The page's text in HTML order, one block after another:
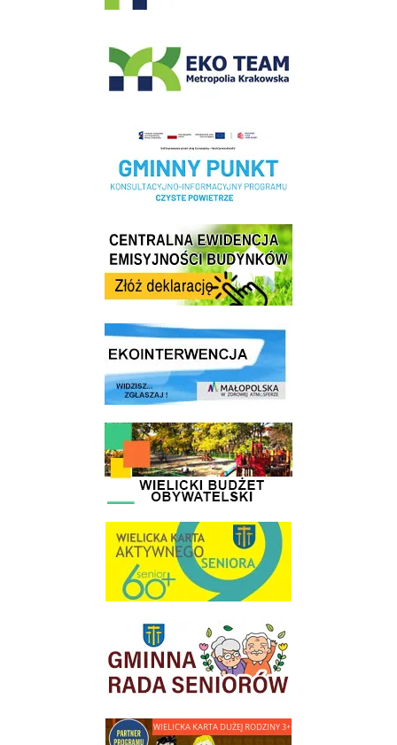
Realizacja Programu Czyste Powietrze w Gminie Wieliczka
Centrala Ewidencja Emisyjności Budynków - złóż deklarację
link do strony ekointerwencja dot.- powietrza
link do strony - Wielicki Budżet Obywatelski
link do strony Wielicka Karta Aktywnego Seniora
link do strony Gminnej Rady Seniorow - Wieliczka
link do strony - Wielicka Karta Dużej Rodziny